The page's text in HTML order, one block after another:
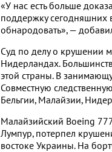
«У нас есть больше
поддержку
обнародовать», —
Суд по делу о крушении
Нидерландах.
этой страны. В
Совместную
Бельгии, Малайзии,
Малайзийский Boeing
Лумпур, потерпел
востоке Украины. На